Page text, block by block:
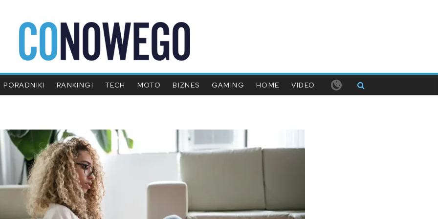
PORADNIKI RANKINGI TECH MOTO BIZNES GAMING HOME VIDEO